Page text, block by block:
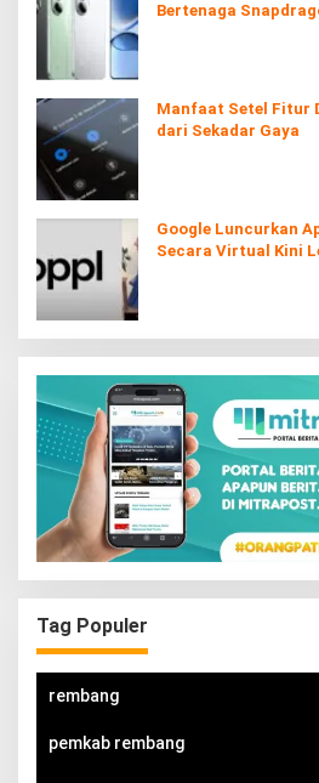
Bertenaga
Manfaat Setel Fitur
dari Sekadar Gaya
Google Luncurkan
Secara Virtual Kini
Tag Populer
rembang
pemkab rembang